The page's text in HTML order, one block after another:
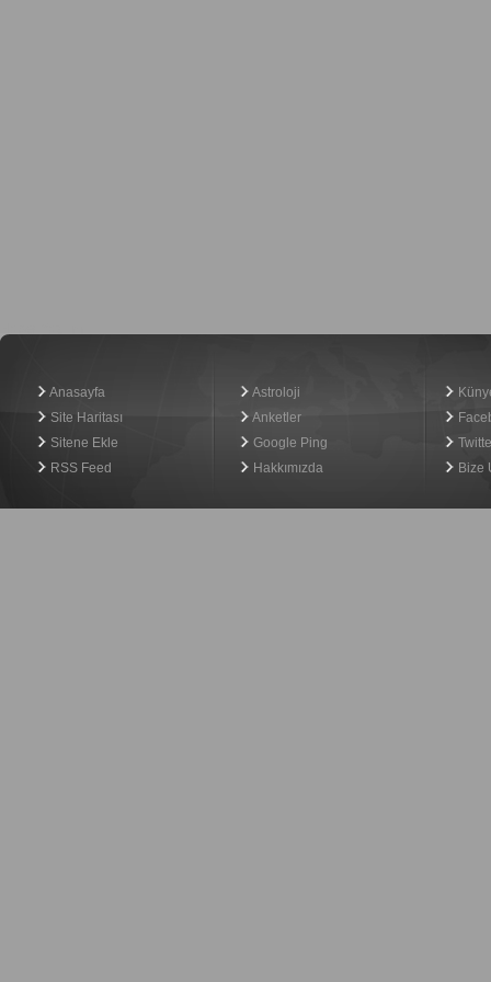
Anasayfa
Site Haritası
Sitene Ekle
RSS Feed
Astroloji
Anketler
Google Ping
Hakkımızda
Bize